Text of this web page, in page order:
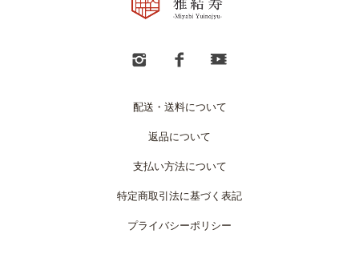
配送・送料について
返品について
支払い方法について
特定商取引法に基づく表記
プライバシーポリシー